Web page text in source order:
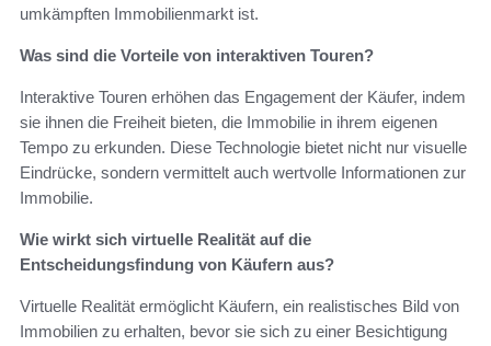
umkämpften Immobilienmarkt ist.
Was sind die Vorteile von interaktiven Touren?
Interaktive Touren erhöhen das Engagement der Käufer, indem
sie ihnen die Freiheit bieten, die Immobilie in ihrem eigenen
Tempo zu erkunden. Diese Technologie bietet nicht nur visuelle
Eindrücke, sondern vermittelt auch wertvolle Informationen zur
Immobilie.
Wie wirkt sich virtuelle Realität auf die
Entscheidungsfindung von Käufern aus?
Virtuelle Realität ermöglicht Käufern, ein realistisches Bild von
Immobilien zu erhalten, bevor sie sich zu einer Besichtigung